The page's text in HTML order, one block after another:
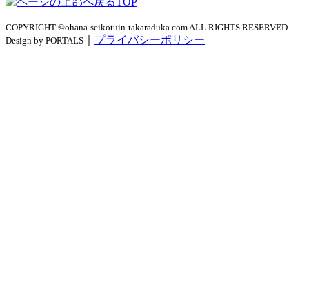
COPYRIGHT ©ohana-seikotuin-takaraduka.com ALL RIGHTS RESERVED.
Design by PORTALS
プライバシーポリシー